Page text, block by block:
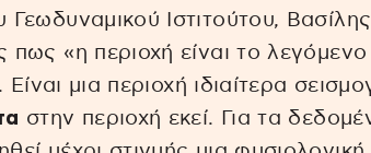
Ιστιτούτου, Βασίλης
«η περιοχή είναι το λεγόμενο
μια περιοχή ιδιαίτερα
στην περιοχή εκεί. Για τα